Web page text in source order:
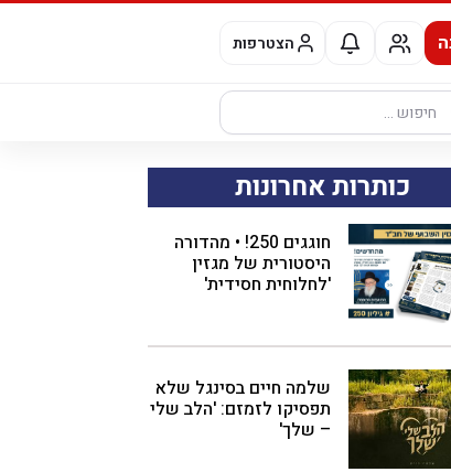
הצטרפות
כותרות אחרונות
חוגגים 250! • מהדורה
היסטורית של מגזין
'לחלוחית חסידית'
שלמה חיים בסינגל שלא
תפסיקו לזמזם: 'הלב שלי
– שלך'